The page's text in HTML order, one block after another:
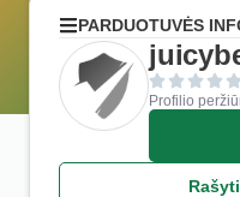
PARDUOTUVĖS
Profilio